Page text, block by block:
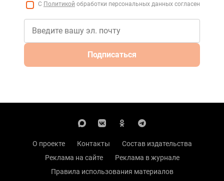
С Политикой обработки персональных данных согласен
Подписаться
О проекте Контакты
Состав издательства
Реклама на сайте
Реклама в журнале
Правила использования материалов